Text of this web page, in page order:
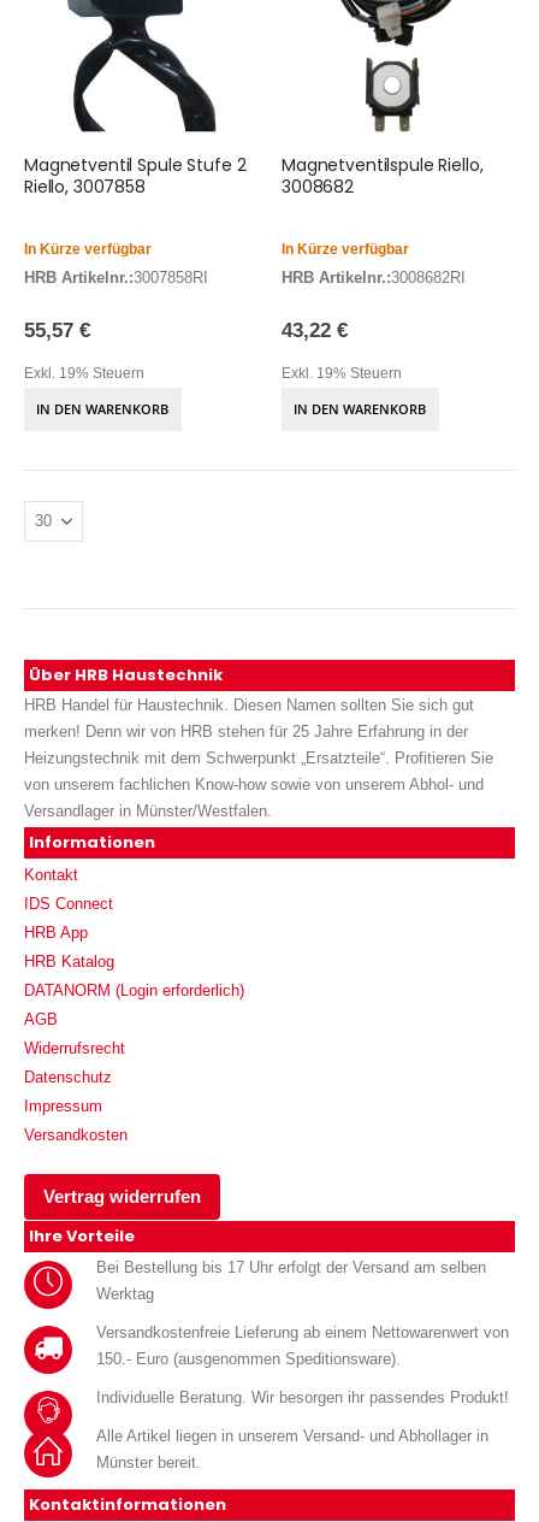
Magnetventil Spule Stufe 2
Riello, 3007858
In Kürze verfügbar
HRB Artikelnr.:3007858RI
55,57 €
Exkl. 19% Steuern
IN DEN WARENKORB
Magnetventilspule Riello,
3008682
In Kürze verfügbar
HRB Artikelnr.:3008682RI
43,22 €
Exkl. 19% Steuern
IN DEN WARENKORB
Über HRB Haustechnik
HRB Handel für Haustechnik. Diesen Namen sollten Sie sich gut
merken! Denn wir von HRB stehen für 25 Jahre Erfahrung in der
Heizungstechnik mit dem Schwerpunkt „Ersatzteile“. Profitieren Sie
von unserem fachlichen Know-how sowie von unserem Abhol- und
Versandlager in Münster/Westfalen.
Informationen
Kontakt
IDS Connect
HRB App
HRB Katalog
DATANORM (Login erforderlich)
AGB
Widerrufsrecht
Datenschutz
Impressum
Versandkosten
Vertrag widerrufen
Ihre Vorteile
Bei Bestellung bis 17 Uhr erfolgt der Versand am selben
Werktag
Versandkostenfreie Lieferung ab einem Nettowarenwert von
150.- Euro (ausgenommen Speditionsware).
Individuelle Beratung. Wir besorgen ihr passendes Produkt!
Alle Artikel liegen in unserem Versand- und Abhollager in
Münster bereit.
Kontaktinformationen